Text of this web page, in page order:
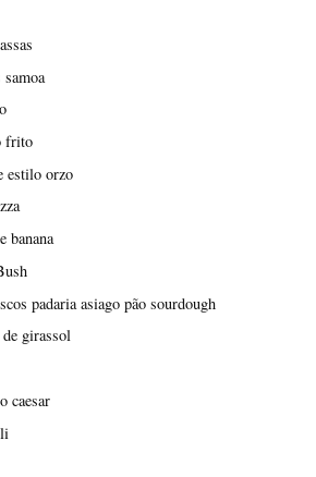
frito
estilo orzo
banana
padaria asiago pão sourdough
girassol
caesar